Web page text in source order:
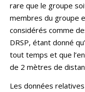
rare que le groupe
membres du groupe
considérés comme
DRSP, étant donné
tout temps et que
de 2 mètres de
Les données